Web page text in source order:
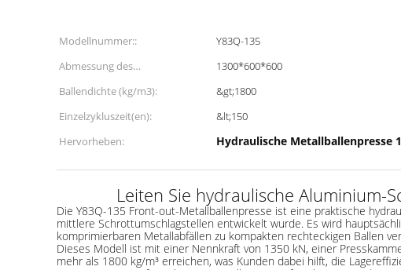
Modellnummer:: Y83Q-135
Abmessung des
Kompressenraums (L*B*H)
(mm):
1300*600*600
Ballendichte (kg/m3):
&gt;1800
Einzelzykluszeit(en):
&lt;150
Hervorheben:
Hydraulische Metallballenpresse
Leiten Sie hydraulische Aluminium-
Die Y83Q-135 Front-out-Metallballenpresse ist eine praktische
mittlere Schrottumschlagstellen entwickelt wurde. Es wird
komprimierbaren Metallabfällen zu kompakten rechteckigen Ballen
Dieses Modell ist mit einer Nennkraft von 1350 kN, einer
mehr als 1800 kg/m³ erreichen, was Kunden dabei hilft, die